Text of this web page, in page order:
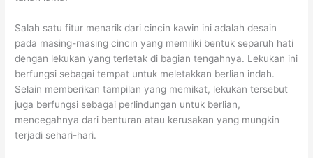
Salah satu fitur menarik dari cincin kawin ini adalah desain
pada masing-masing cincin yang memiliki bentuk separuh hati
dengan lekukan yang terletak di bagian tengahnya. Lekukan ini
berfungsi sebagai tempat untuk meletakkan berlian indah.
Selain memberikan tampilan yang memikat, lekukan tersebut
juga berfungsi sebagai perlindungan untuk berlian,
mencegahnya dari benturan atau kerusakan yang mungkin
terjadi sehari-hari.